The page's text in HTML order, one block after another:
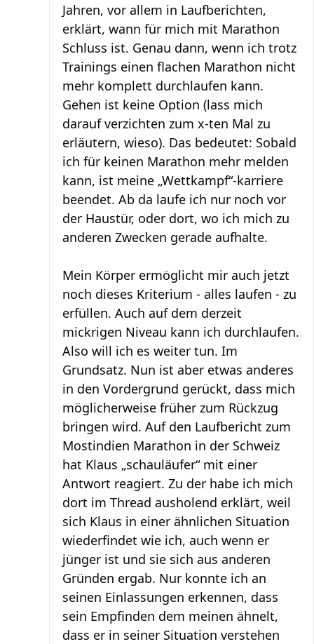
Jahren, vor allem in Laufberichten,
erklärt, wann für mich mit Marathon
Schluss ist. Genau dann, wenn ich trotz
Trainings einen flachen Marathon nicht
mehr komplett durchlaufen kann.
Gehen ist keine Option (lass mich
darauf verzichten zum x-ten Mal zu
erläutern, wieso). Das bedeutet: Sobald
ich für keinen Marathon mehr melden
kann, ist meine „Wettkampf“-karriere
beendet. Ab da laufe ich nur noch vor
der Haustür, oder dort, wo ich mich zu
anderen Zwecken gerade aufhalte.
Mein Körper ermöglicht mir auch jetzt
noch dieses Kriterium - alles laufen - zu
erfüllen. Auch auf dem derzeit
mickrigen Niveau kann ich durchlaufen.
Also will ich es weiter tun. Im
Grundsatz. Nun ist aber etwas anderes
in den Vordergrund gerückt, dass mich
möglicherweise früher zum Rückzug
bringen wird. Auf den Laufbericht zum
Mostindien Marathon in der Schweiz
hat Klaus „schauläufer“ mit einer
Antwort reagiert. Zu der habe ich mich
dort im Thread ausholend erklärt, weil
sich Klaus in einer ähnlichen Situation
wiederfindet wie ich, auch wenn er
jünger ist und sie sich aus anderen
Gründen ergab. Nur konnte ich an
seinen Einlassungen erkennen, dass
sein Empfinden dem meinen ähnelt,
dass er in seiner Situation verstehen